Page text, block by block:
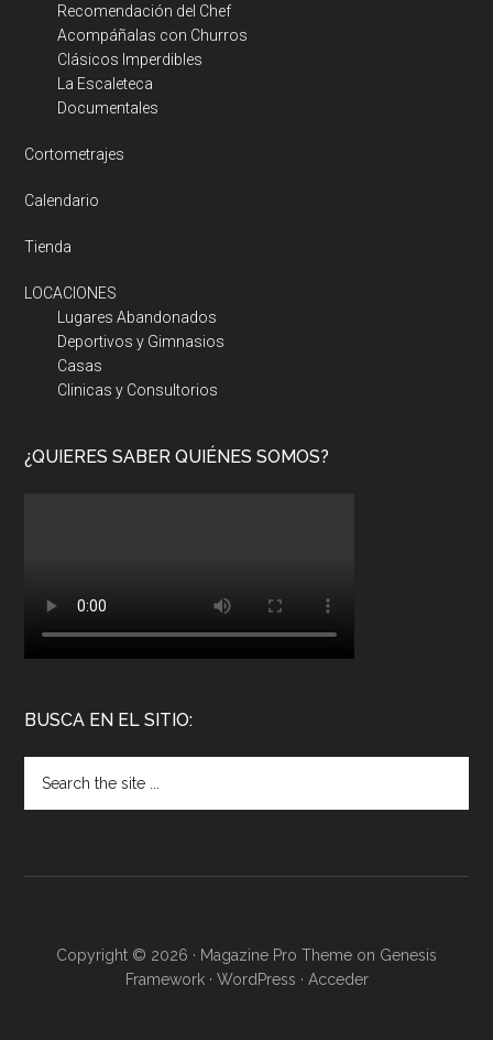
Recomendación del Chef
Acompáñalas con Churros
Clásicos Imperdibles
La Escaleteca
Documentales
Cortometrajes
Calendario
Tienda
LOCACIONES
Lugares Abandonados
Deportivos y Gimnasios
Casas
Clinicas y Consultorios
¿QUIERES SABER QUIÉNES SOMOS?
BUSCA EN EL SITIO:
Copyright © 2026 · Magazine Pro Theme on Genesis
Framework· WordPress · Acceder